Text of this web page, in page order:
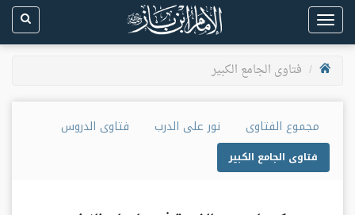
Toggle
navigation
فتاوى الجامع الكبير
مجموع الفتاوى نور على الدرب فتاوى الدروس
فتاوى الجامع الكبير